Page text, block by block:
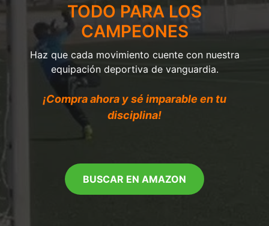
TODO PARA LOS
CAMPEONES
Haz que cada movimiento cuente con nuestra
equipación deportiva de vanguardia.
¡Compra ahora y sé imparable en tu
disciplina!
BUSCAR EN AMAZON